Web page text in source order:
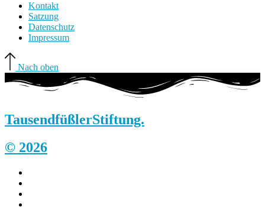
Kontakt
Satzung
Datenschutz
Impressum
Nach oben
TausendfüßlerStiftung.
© 2026